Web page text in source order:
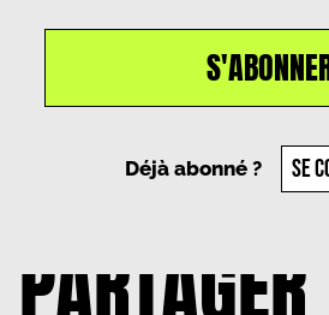
Déjà abonné ? SE
Olivia
PARTAGER